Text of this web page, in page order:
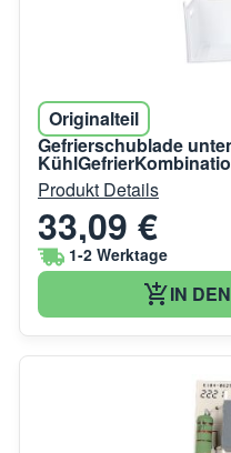
Originalteil
Gefrierschublade
Produkt Details
33,09 €
1-2 Werktage
IN